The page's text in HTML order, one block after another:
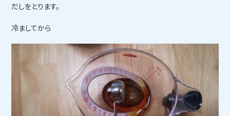
だしをとります。
冷ましてから